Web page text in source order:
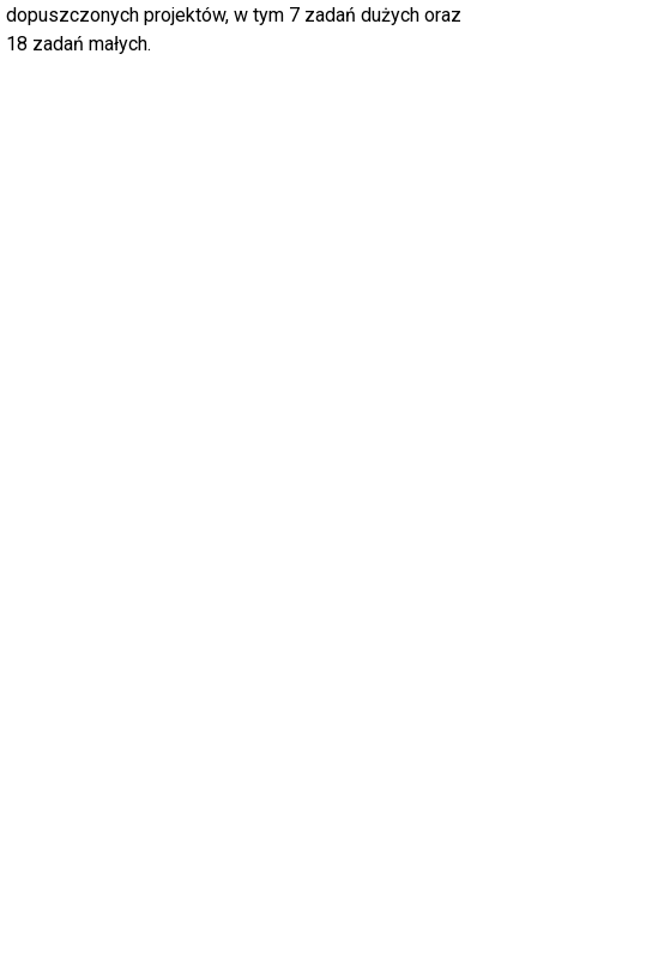
dopuszczonych projektów, w tym 7 zadań dużych oraz
18 zadań małych.